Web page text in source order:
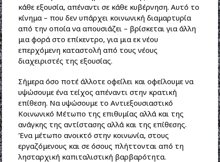
κάθε εξουσία, απέναντι σε κάθε κυβέρνηση. Αυτό το
κίνημα – που δεν υπάρχει κοινωνική διαμαρτυρία
από την οποία να απουσιάζει – βρίσκεται για άλλη
μια φορά στο επίκεντρο, για μια εκ νέου
επερχόμενη καταστολή από τους νέους
διαχειριστές της εξουσίας.
Σήμερα όσο ποτέ άλλοτε οφείλει και οφείλουμε να
υψώσουμε ένα τείχος απέναντι στην κρατική
επίθεση. Να υψώσουμε το Αντιεξουσιαστικό
Κοινωνικό Μέτωπο της επιθυμίας αλλά και της
ανάγκης της αντίστασης αλλά και της επίθεσης.
Ένα μέτωπο ανοικτό στην κοινωνία, στους
εργαζόμενους και σε όσους πλήττονται από τη
λησταρχική καπιταλιστική βαρβαρότητα.